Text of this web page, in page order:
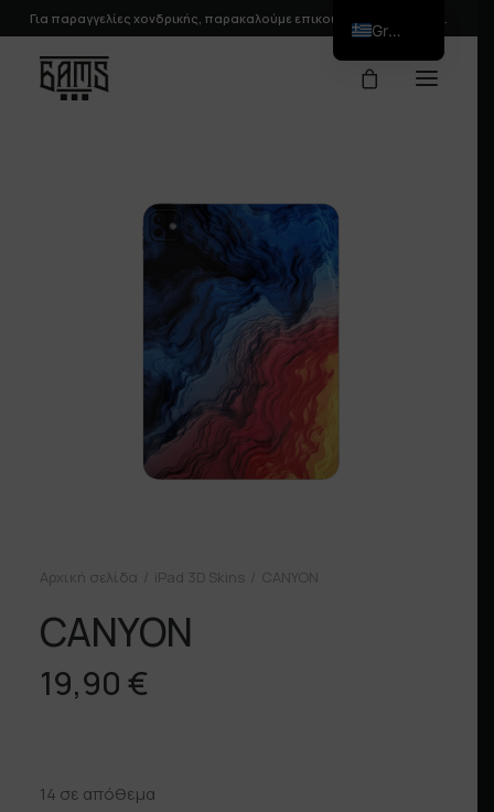
Για παραγγελίες χονδρικής, παρακαλούμε επικοινωνήστε μαζί μας.
Αρχική σελίδα iPad 3D Skins CANYON
CANYON
19,90 €
14 σε απόθεμα
Greek